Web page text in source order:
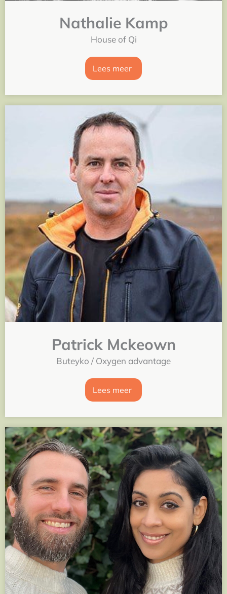
Nathalie Kamp
House of Qi
Lees meer
Patrick Mckeown
Buteyko / Oxygen advantage
Lees meer